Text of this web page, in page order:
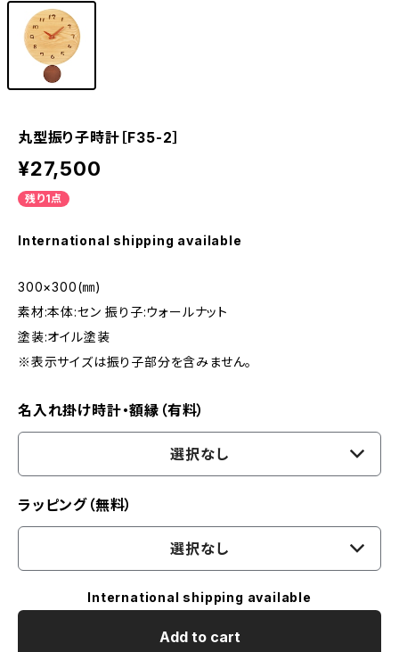
丸型振り子時計［F35-2］
¥27,500
残り1点
International shipping available
300×300(㎜)
素材:本体:セン 振り子:ウォールナット
塗装:オイル塗装
※表示サイズは振り子部分を含みません。
名入れ掛け時計・額縁（有料）
選択なし
ラッピング（無料）
選択なし
International shipping available
Add to cart